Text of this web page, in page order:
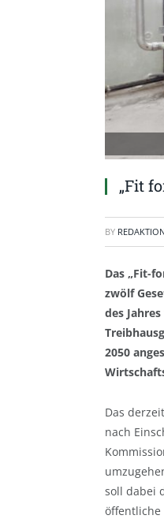
„Fit
BY
Das „Fit-
zwölf
des
2050
Das
nach
soll dabei
öffentliche